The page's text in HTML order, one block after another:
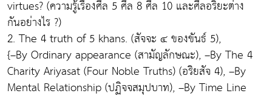
virtues? (ความรู้เรื่องศีล 5 ศีล 8 ศีล 10 และศีลอริยะต่าง
กันอย่างไร ?)
2. The 4 truth of 5 khans. (สัจจะ ๔ ของขันธ์ 5),
{–By Ordinary appearance (สามัญลักษณะ), –By The 4
Charity Ariyasat (Four Noble Truths) (อริยสัจ 4), –By
Mental Relationship (ปฏิจจสมุปบาท), –By Time Line